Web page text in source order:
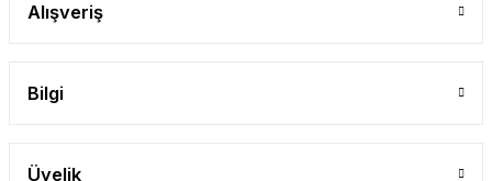
Alışveriş
Bilgi
Üyelik